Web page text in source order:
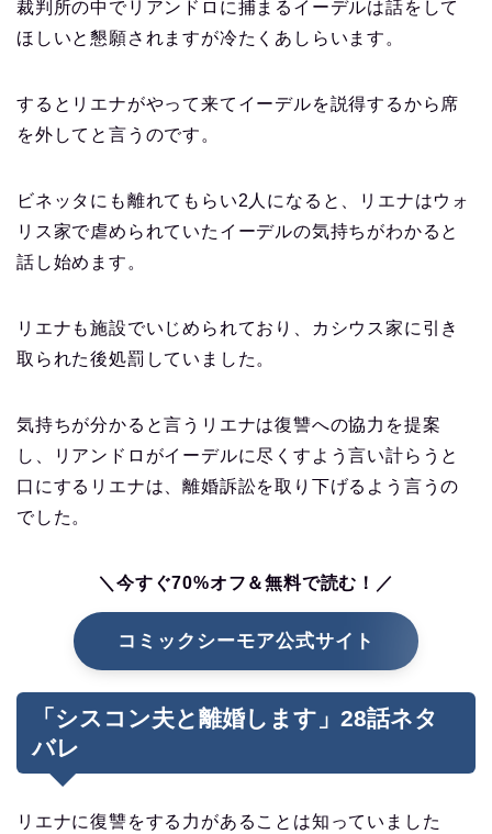
裁判所の中でリアンドロに捕まるイーデルは話をして
ほしいと懇願されますが冷たくあしらいます。
するとリエナがやって来てイーデルを説得するから席
を外してと言うのです。
ビネッタにも離れてもらい2人になると、リエナはウォ
リス家で虐められていたイーデルの気持ちがわかると
話し始めます。
リエナも施設でいじめられており、カシウス家に引き
取られた後処罰していました。
気持ちが分かると言うリエナは復讐への協力を提案
し、リアンドロがイーデルに尽くすよう言い計らうと
口にするリエナは、離婚訴訟を取り下げるよう言うの
でした。
＼今すぐ70%オフ＆無料で読む！／
コミックシーモア公式サイト
「シスコン夫と離婚します」28話ネタ
バレ
リエナに復讐をする力があることは知っていました